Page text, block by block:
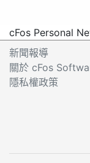
cFos Personal
新聞報導
關於 cFos
隱私權政策